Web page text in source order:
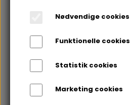
ANSIGT
FOUNDATION
BLUSH
BRYN
GEL
ØJNE
HUDPLEJE
ØJENCREME
HÅRPLEJE
SHAMPOO
Nødvendige cookies
Funktionelle cookies
Statistik cookies
Marketing cookies